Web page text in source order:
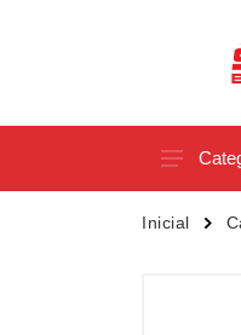
Inicial